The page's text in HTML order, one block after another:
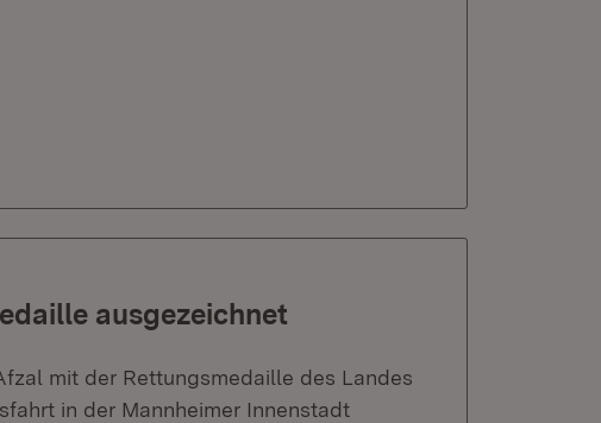
ausgezeichnet
mit der Rettungsmedaille des Landes
in der Mannheimer Innenstadt